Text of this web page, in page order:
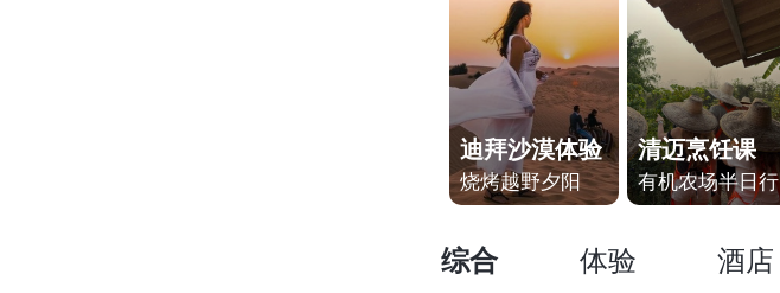
迪拜沙漠体验
烧烤越野夕阳
清迈烹饪课
有机农场半日行
综合 体验 酒店